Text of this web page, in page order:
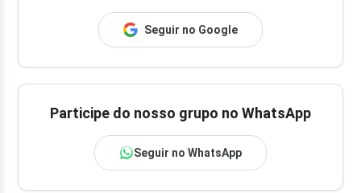
Seguir no Google
Participe do nosso grupo no WhatsApp
Seguir no WhatsApp